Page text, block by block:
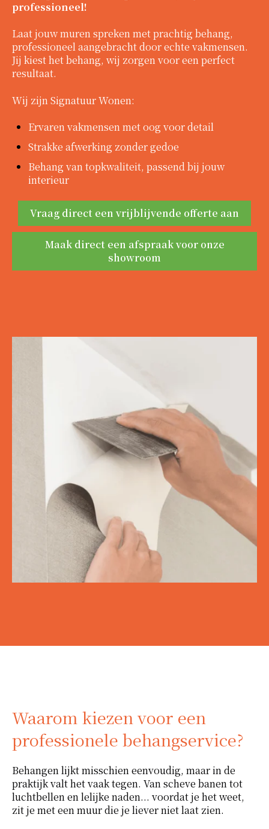
professioneel!
Laat jouw muren spreken met prachtig behang,
professioneel aangebracht door echte vakmensen.
Jij kiest het behang, wij zorgen voor een perfect
resultaat.
Wij zijn Signatuur Wonen:
Ervaren vakmensen met oog voor detail
Strakke afwerking zonder gedoe
Behang van topkwaliteit, passend bij jouw
interieur
Vraag direct een vrijblijvende offerte aan
Maak direct een afspraak voor onze
showroom
Waarom kiezen voor een
professionele behangservice?
Behangen lijkt misschien eenvoudig, maar in de
praktijk valt het vaak tegen. Van scheve banen tot
luchtbellen en lelijke naden... voordat je het weet,
zit je met een muur die je liever niet laat zien.